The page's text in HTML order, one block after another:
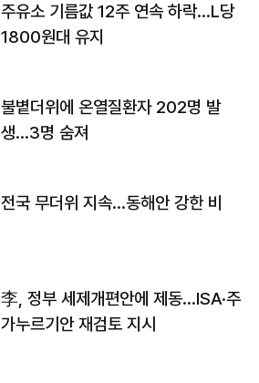
주유소 기름값 12주 연속 하락…L당
1800원대 유지
불볕더위에 온열질환자 202명 발
생…3명 숨져
전국 무더위 지속…동해안 강한 비
李, 정부 세제개편안에 제동…ISA·주
가누르기안 재검토 지시